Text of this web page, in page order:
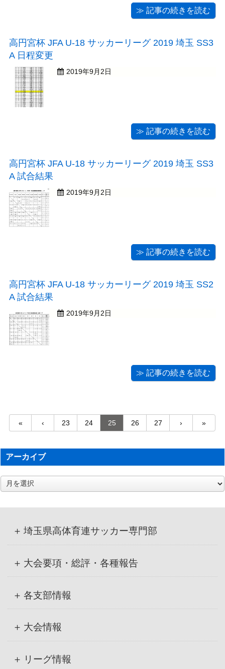
≫ 記事の続きを読む
高円宮杯 JFA U-18 サッカーリーグ 2019 埼玉 SS3
A 日程変更
2019年9月2日
≫ 記事の続きを読む
高円宮杯 JFA U-18 サッカーリーグ 2019 埼玉 SS3
A 試合結果
2019年9月2日
≫ 記事の続きを読む
高円宮杯 JFA U-18 サッカーリーグ 2019 埼玉 SS2
A 試合結果
2019年9月2日
≫ 記事の続きを読む
« ‹ 23 24 25 26 27 › »
アーカイブ
ア
ー
埼玉県高体育連サッカー専門部
大会要項・総評・各種報告
各支部情報
大会情報
リーグ情報